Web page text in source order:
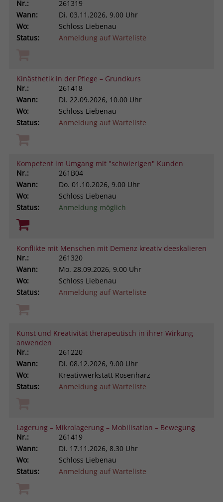
Nr.:
261319
Wann:
Di. 03.11.2026, 9.00 Uhr
Wo:
Schloss Liebenau
Status:
Anmeldung auf Warteliste
Kinästhetik in der Pflege – Grundkurs
Nr.:
261418
Wann:
Di. 22.09.2026, 10.00 Uhr
Wo:
Schloss Liebenau
Status:
Anmeldung auf Warteliste
Kompetent im Umgang mit "schwierigen" Kunden
Nr.:
261B04
Wann:
Do. 01.10.2026, 9.00 Uhr
Wo:
Schloss Liebenau
Status:
Anmeldung möglich
Konflikte mit Menschen mit Demenz kreativ deeskalieren
Nr.:
261320
Wann:
Mo. 28.09.2026, 9.00 Uhr
Wo:
Schloss Liebenau
Status:
Anmeldung auf Warteliste
Kunst und Kreativität therapeutisch in ihrer Wirkung
anwenden
Nr.:
261220
Wann:
Di. 08.12.2026, 9.00 Uhr
Wo:
Kreativwerkstatt Rosenharz
Status:
Anmeldung auf Warteliste
Lagerung – Mikrolagerung – Mobilisation – Bewegung
Nr.:
261419
Wann:
Di. 17.11.2026, 8.30 Uhr
Wo:
Schloss Liebenau
Status:
Anmeldung auf Warteliste